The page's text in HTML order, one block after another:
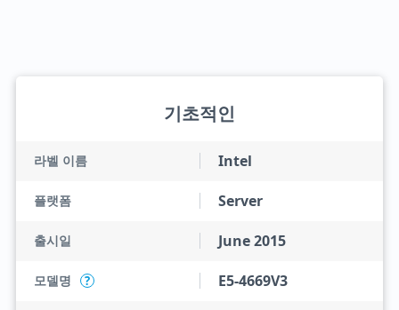
기초적인
라벨 이름 Intel
플랫폼 Server
출시일 June 2015
모델명 ? E5-4669V3